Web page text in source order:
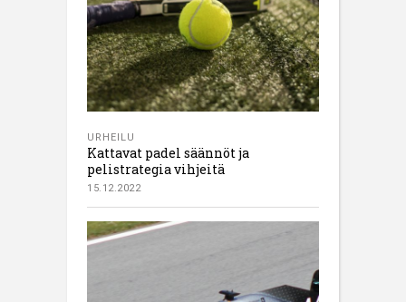
URHEILU
Kattavat padel säännöt ja
pelistrategia vihjeitä
15.12.2022